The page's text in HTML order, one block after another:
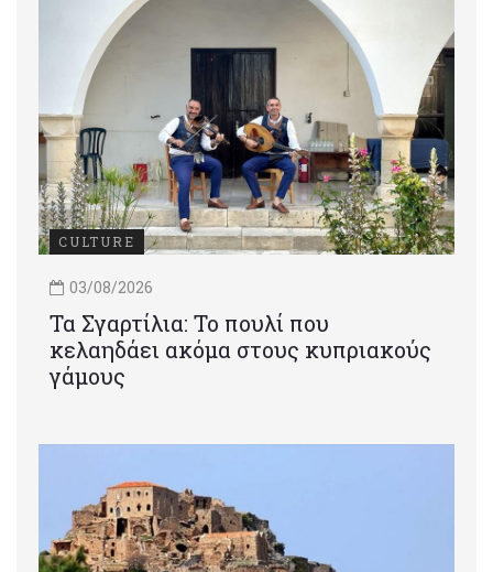
CULTURE
03/08/2026
Τα Σγαρτίλια: Το πουλί που
κελαηδάει ακόμα στους κυπριακούς
γάμους